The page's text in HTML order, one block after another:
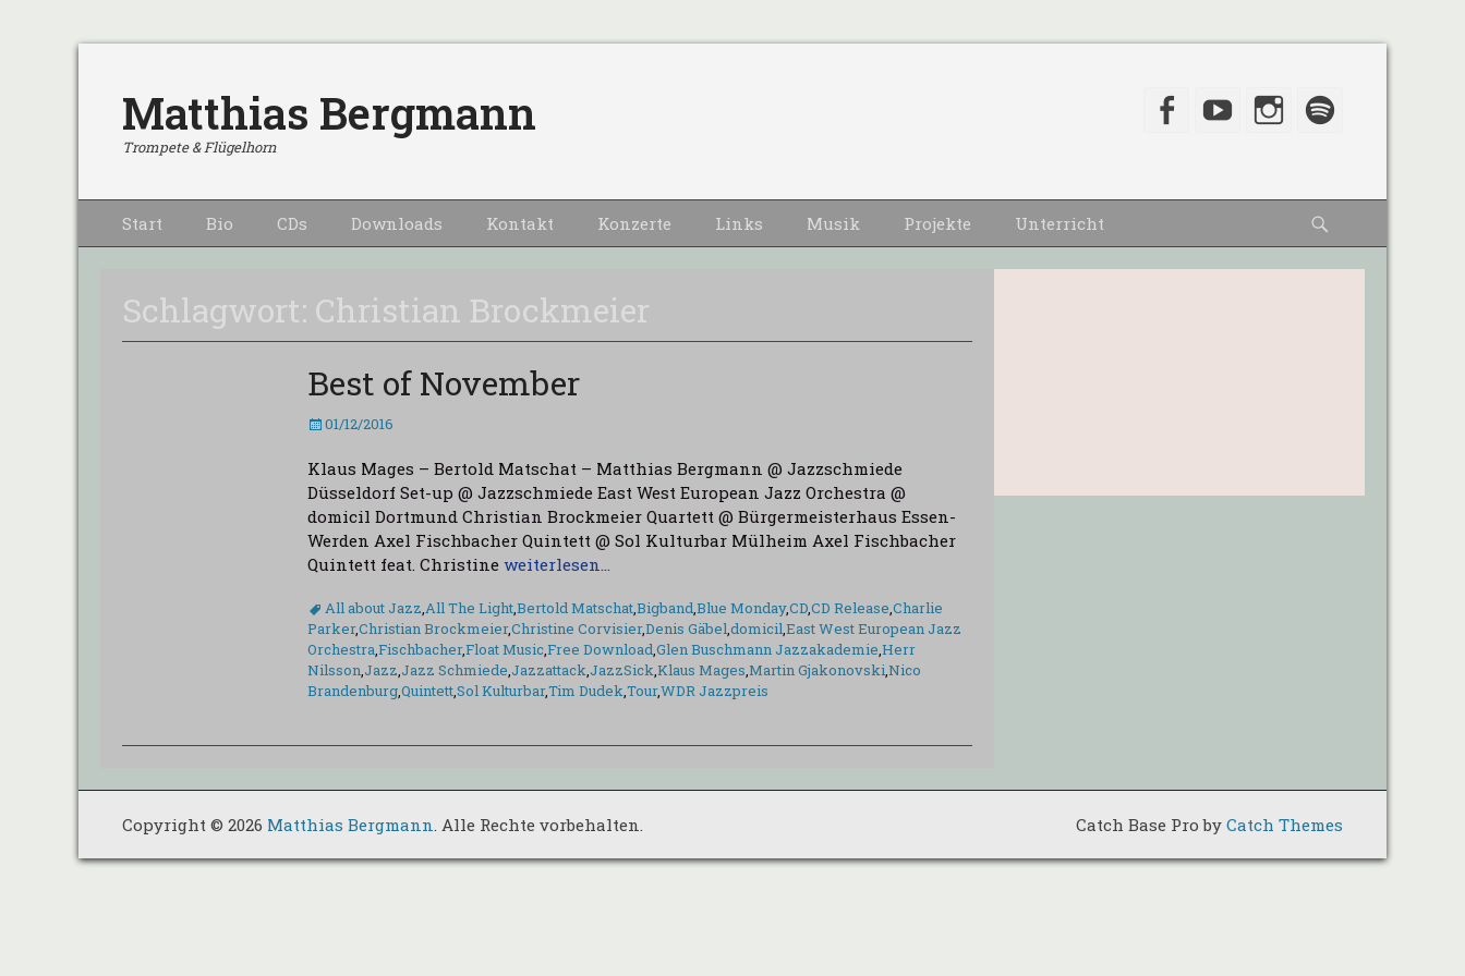
Matthias Bergmann
Trompete & Flügelhorn
Facebook
YouTubeInstagram
Primärmenu
zum
Start Bio CDs Downloads Kontakt Konzerte Links Musik Projekte Unterricht
Schlagwort: Christian Brockmeier
Best of November
Veröffentlicht
01/12/2016
Klaus Mages – Bertold Matschat – Matthias Bergmann @ Jazzschmiede
Düsseldorf Set-up @ Jazzschmiede East West European Jazz Orchestra @
domicil Dortmund Christian Brockmeier Quartett @ Bürgermeisterhaus Essen-
Werden Axel Fischbacher Quintett @ Sol Kulturbar Mülheim Axel Fischbacher
Quintett feat. Christine weiterlesen…
Schlagworte
All about Jazz,All The Light,Bertold Matschat,Bigband,Blue Monday,CD,CD Release,Charlie
Parker,Christian Brockmeier,Christine Corvisier,Denis Gäbel,domicil,East West European Jazz
Orchestra,Fischbacher,Float Music,Free Download,Glen Buschmann Jazzakademie,Herr
Nilsson,Jazz,Jazz Schmiede,Jazzattack,JazzSick,Klaus Mages,Martin Gjakonovski,Nico
Brandenburg,Quintett,Sol Kulturbar,Tim Dudek,Tour,WDR Jazzpreis
Copyright © 2026 Matthias Bergmann. Alle Rechte vorbehalten. Catch Base Pro by Catch Themes